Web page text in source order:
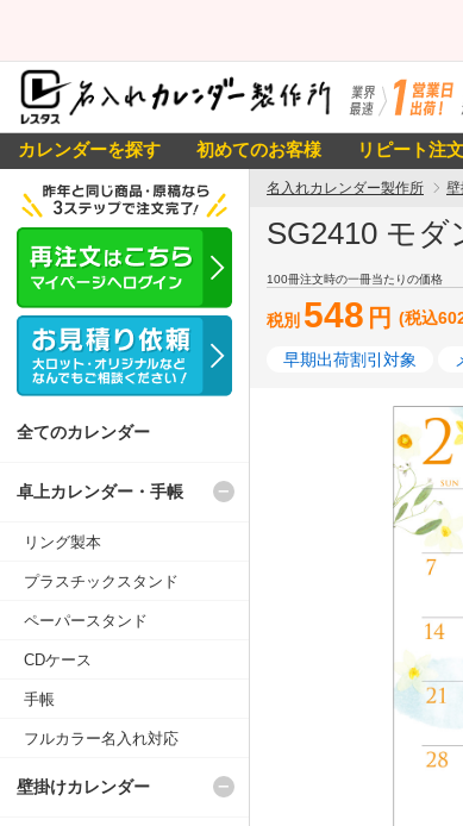
カレンダーを探す 初めてのお客様 リピート注
名入れカレンダー製作所 壁
SG2410 モ
100冊注文時の一冊当たりの価格
税別 548 円 (税込
早期出荷割引対象
全てのカレンダー
卓上カレンダー・手帳
リング製本
プラスチックスタンド
ペーパースタンド
CDケース
手帳
フルカラー名入れ対応
壁掛けカレンダー